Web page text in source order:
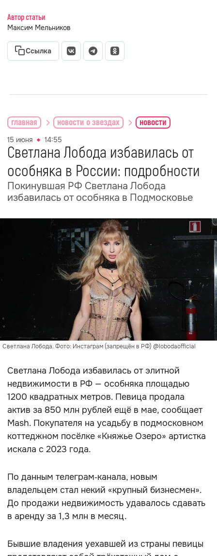
Автор статьи
Максим Мельников
Ссылка
главная новости о звездах новости
15 июня 14:55
Светлана Лобода избавилась от
особняка в России: подробности
Покинувшая РФ Светлана Лобода
избавилась от особняка в Подмосковье
Светлана Лобода. Фото: Инстаграм (запрещён в РФ) @lobodaofficial
Светлана Лобода избавилась от элитной
недвижимости в РФ — особняка площадью
1200 квадратных метров. Певица продала
актив за 850 млн рублей ещё в мае, сообщает
Mash. Покупателя на усадьбу в подмосковном
коттеджном посёлке «Княжье Озеро» артистка
искала с 2023 года.
По данным телеграм‑канала, новым
владельцем стал некий «крупный бизнесмен».
До продажи недвижимость удавалось сдавать
в аренду за 1,3 млн в месяц.
Бывшие владения уехавшей из страны певицы